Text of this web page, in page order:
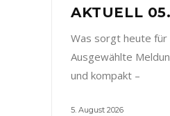
AKTUELL
Was sorgt heute für
Ausgewählte
und kompakt –
5. August 2026